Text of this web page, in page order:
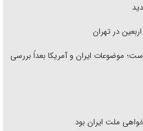
در تهران
موضوعات ایران و آمریکا بعداً بررسی
ملت ایران بود